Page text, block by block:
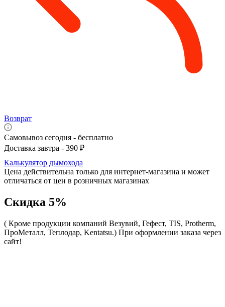
Возврат
Самовывоз сегодня - бесплатно
Доставка завтра - 390 ₽
Калькулятор дымохода
Цена действительна только для интернет-магазина и может
отличаться от цен в розничных магазинах
Скидка 5%
( Кроме продукции компаний Везувий, Гефест, TIS, Protherm,
ПроМеталл, Теплодар, Kentatsu.) При оформлении заказа через
сайт!